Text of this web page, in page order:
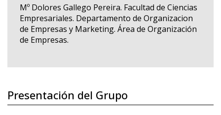
Mº Dolores Gallego Pereira. Facultad de Ciencias
Empresariales. Departamento de Organizacion
de Empresas y Marketing. Área de Organización
de Empresas.
Presentación del Grupo